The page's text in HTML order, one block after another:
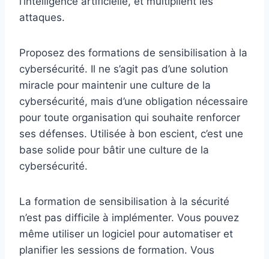
attaques.
Proposez des formations de sensibilisation à la
cybersécurité. Il ne s’agit pas d’une solution
miracle pour maintenir une culture de la
cybersécurité, mais d’une obligation nécessaire
pour toute organisation qui souhaite renforcer
ses défenses. Utilisée à bon escient, c’est une
base solide pour bâtir une culture de la
cybersécurité.
La formation de sensibilisation à la sécurité
n’est pas difficile à implémenter. Vous pouvez
même utiliser un logiciel pour automatiser et
planifier les sessions de formation. Vous